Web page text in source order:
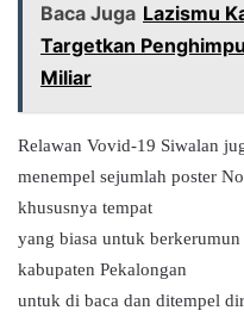
Baca Juga Lazismu
Targetkan
Miliar
Relawan Vovid-19 Siwalan
menempel sejumlah poster
khususnya tempat
yang biasa untuk
kabupaten Pekalongan
untuk di baca dan ditempel